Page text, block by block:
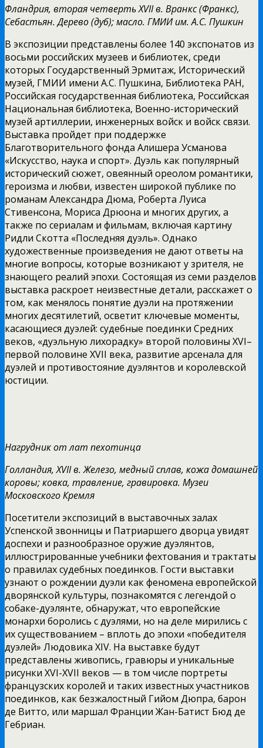
Фландрия, вторая четверть XVII в. Вранкс (Франкс),
Себастьян. Дерево (дуб); масло. ГМИИ им. А.С. Пушкин
В экспозиции представлены более 140 экспонатов из
восьми российских музеев и библиотек, среди
которых Государственный Эрмитаж, Исторический
музей, ГМИИ имени А.С. Пушкина, Библиотека РАН,
Российская государственная библиотека, Российская
Национальная библиотека, Военно-исторический
музей артиллерии, инженерных войск и войск связи.
Выставка пройдет при поддержке
Благотворительного фонда Алишера Усманова
«Искусство, наука и спорт». Дуэль как популярный
исторический сюжет, овеянный ореолом романтики,
героизма и любви, известен широкой публике по
романам Александра Дюма, Роберта Луиса
Стивенсона, Мориса Дрюона и многих других, а
также по сериалам и фильмам, включая картину
Ридли Скотта «Последняя дуэль». Однако
художественные произведения не дают ответы на
многие вопросы, которые возникают у зрителя, не
знающего реалий эпохи. Состоящая из семи разделов
выставка раскроет неизвестные детали, расскажет о
том, как менялось понятие дуэли на протяжении
многих десятилетий, осветит ключевые моменты,
касающиеся дуэлей: судебные поединки Средних
веков, «дуэльную лихорадку» второй половины XVI–
первой половине XVII века, развитие арсенала для
дуэлей и противостояние дуэлянтов и королевской
юстиции.
Нагрудник от лат пехотинца
Голландия, XVII в. Железо, медный сплав, кожа домашней
коровы; ковка, травление, гравировка. Музеи
Московского Кремля
Посетители экспозиций в выставочных залах
Успенской звонницы и Патриаршего дворца увидят
доспехи и разнообразное оружие дуэлянтов,
иллюстрированные учебники фехтования и трактаты
о правилах судебных поединков. Гости выставки
узнают о рождении дуэли как феномена европейской
дворянской культуры, познакомятся с легендой о
собаке-дуэлянте, обнаружат, что европейские
монархи боролись с дуэлями, но на деле мирились с
их существованием – вплоть до эпохи «победителя
дуэлей» Людовика XIV. На выставке будут
представлены живопись, гравюры и уникальные
рисунки XVI-XVII веков — в том числе портреты
французских королей и таких известных участников
поединков, как безжалостный Гийом Дюпра, барон
де Витто, или маршал Франции Жан-Батист Бюд де
Гебриан.